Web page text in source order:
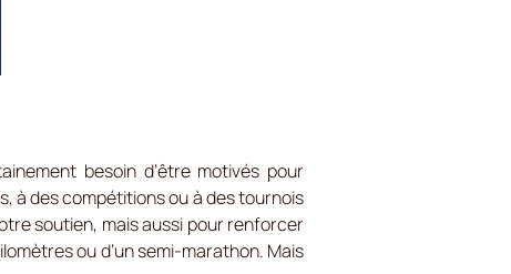
besoin d’être motivés pour
à des compétitions ou à des tournois
soutien, mais aussi pour renforcer
ou d’un semi-marathon. Mais